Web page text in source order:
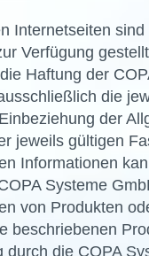
Internetseiten
Verfügung
Haftung der
die
der
jeweils gültigen
Informationen
Systeme
von Produkten
beschriebenen
durch die COPA